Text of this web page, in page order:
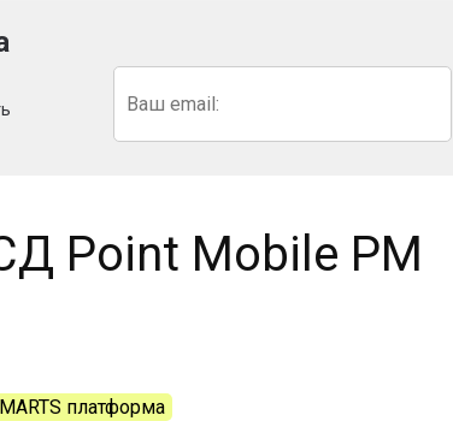
Point Mobile PM
платформа